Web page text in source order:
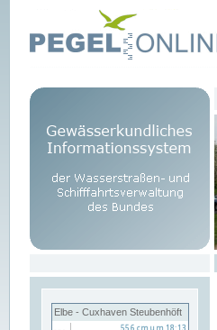
Elbe - Cuxhaven Steubenhöft